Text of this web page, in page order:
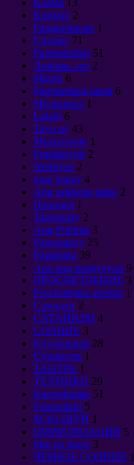
Климат 2
Pangkukulam 1
Cosmos 71
Pagmamahal 51
Любовь это 2
Matrix 6
Pagmumuni-muni 6
Медицина 1
Lalaki 6
Tayo ay 43
Мышление 1
Populasyon 2
Nerbiyos 2
mga bagay 4
Ang saligang batas 2
Панацея 1
Tagumpay 2
Ang Pulitika 3
Pagsasanay 25
Paggising 39
Ano ang nangyayari 9
ПРОСВЕТЛЕНИЕ 3
Psychotronic epekto 1
Самадхи 2
САТАНИЗМ 4
СОЛНЦЕ 3
Kayabangan 28
Сущность 1
ТАНТРА 1
ТЕХНИКИ 29
Katotohanan 51
Pananalapi 5
ФЭН-ШУЙ 1
ЦИВИЛИЗАЦИЯ 5
Itim na butas 3
ЧЕРНОЕ СОЛНЦЕ 1